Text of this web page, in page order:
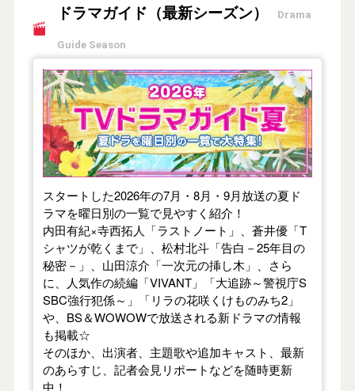
ドラマガイド（最新シーズン） Drama
Guide Season
【2026年夏】TVドラマガイド
スタートした2026年の7月・8月・9月放送の夏ド
ラマを曜日別の一覧で見やすく紹介！
内田有紀×寺西拓人「ラストノート」、蒼井優「T
シャツが乾くまで」、松村北斗「告白－25年目の
秘密－」、山田涼介「一次元の挿し木」、さら
に、人気作の続編「VIVANT」「大追跡～警視庁S
SBC強行犯係～」「リラの花咲くけものみち2」
や、BS＆WOWOWで放送される新ドラマの情報
も掲載☆
そのほか、出演者、主題歌や追加キャスト、最新
のあらすじ、記者会見リポートなどを随時更新
中！